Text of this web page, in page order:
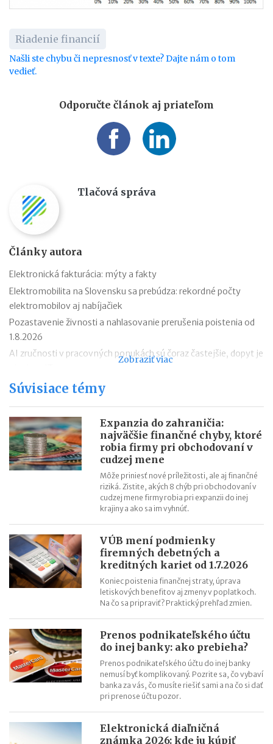
Riadenie financií
Našli ste chybu či nepresnosť v texte? Dajte nám o tom
vedieť.
Odporučte článok aj priateľom
Tlačová správa
Články autora
Elektronická fakturácia: mýty a fakty
Elektromobilita na Slovensku sa prebúdza: rekordné počty
elektromobilov aj nabíjačiek
Pozastavenie živnosti a nahlasovanie prerušenia poistenia od
1.8.2026
AI zručnosti v pracovných ponukách sú čoraz častejšie, dopyt je
Návrat z dovolenky mimo EÚ: čo si možno priniesť bez platenia
Nové pravidlá EÚ v leteckej doprave: zlepšenie práv pre
cestujúcich
Riziká lacného „značkového“ tovaru: strata peňazí aj ohrozenie
zdravia
Nové pravidlá kontroly PZP od 1.8.2026
Nárok na daňový bonus či platenie poistného: pravidlá a
termíny po skončení školského roka
OČR cez letné prázdniny a zmena tlačiva v roku 2026
Zobraziť viac
Súvisiace témy
Expanzia do zahraničia:
najväčšie finančné chyby, ktoré
robia firmy pri obchodovaní v
cudzej mene
Môže priniesť nové príležitosti, ale aj finančné
riziká. Zistite, akých 8 chýb pri obchodovaní v
cudzej mene firmy robia pri expanzii do inej
krajiny a ako sa im vyhnúť.
VÚB mení podmienky
firemných debetných a
kreditných kariet od 1.7.2026
Koniec poistenia finančnej straty, úprava
letiskových benefitov aj zmeny v poplatkoch.
Na čo sa pripraviť? Praktický prehľad zmien.
Prenos podnikateľského účtu
do inej banky: ako prebieha?
Prenos podnikateľského účtu do inej banky
nemusí byť komplikovaný. Pozrite sa, čo vybaví
banka za vás, čo musíte riešiť sami a na čo si dať
pri prenose účtu pozor.
Elektronická diaľničná
známka 2026: kde ju kúpiť